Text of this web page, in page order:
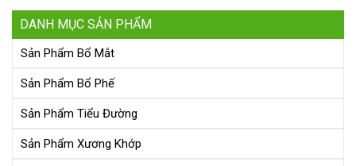
DANH MỤC SẢN PHẨM
Sản Phẩm Bổ Mắt
Sản Phẩm Bổ Phế
Sản Phẩm Tiểu Đường
Sản Phẩm Xương Khớp